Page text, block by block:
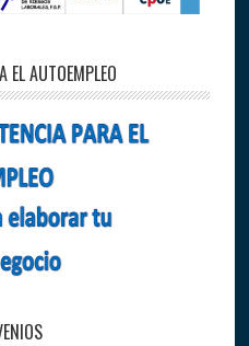
EL AUTOEMPLEO